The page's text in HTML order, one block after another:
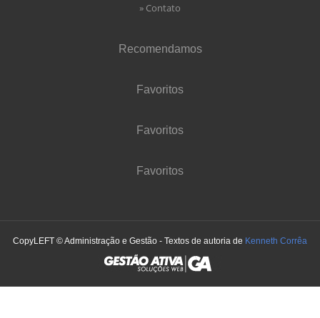
» Contato
Recomendamos
Favoritos
Favoritos
Favoritos
CopyLEFT © Administração e Gestão - Textos de autoria de Kenneth Corrêa